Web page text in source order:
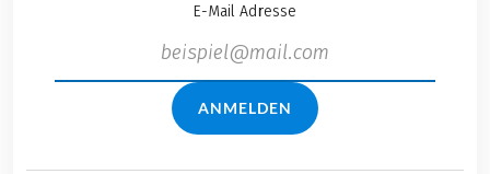
E-Mail Adresse
ANMELDEN